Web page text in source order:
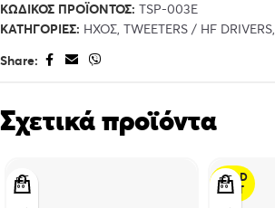
ΚΩΔΙΚΌΣ ΠΡΟΪΌΝΤΟΣ: TSP-003E
ΚΑΤΗΓΟΡΊΕΣ: ΉΧΟΣ, TWEETERS / HF DRIVERS,
Share:
Σχετικά προϊόντα
SOLD
OUT